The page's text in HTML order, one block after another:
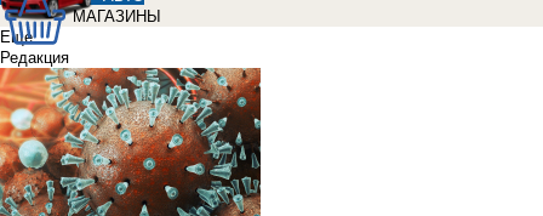
МАГАЗИНЫ
Еще
Редакция